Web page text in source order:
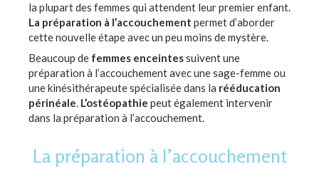
la plupart des femmes qui attendent leur premier enfant.
La préparation à l’accouchement permet d’aborder
cette nouvelle étape avec un peu moins de mystère.
Beaucoup de femmes enceintessuivent une
préparation à l’accouchement avec une sage-femme ou
une kinésithérapeute spécialisée dans la rééducation
périnéale. L’ostéopathie peut également intervenir
dans la préparation à l’accouchement.
La préparation à l’accouchement